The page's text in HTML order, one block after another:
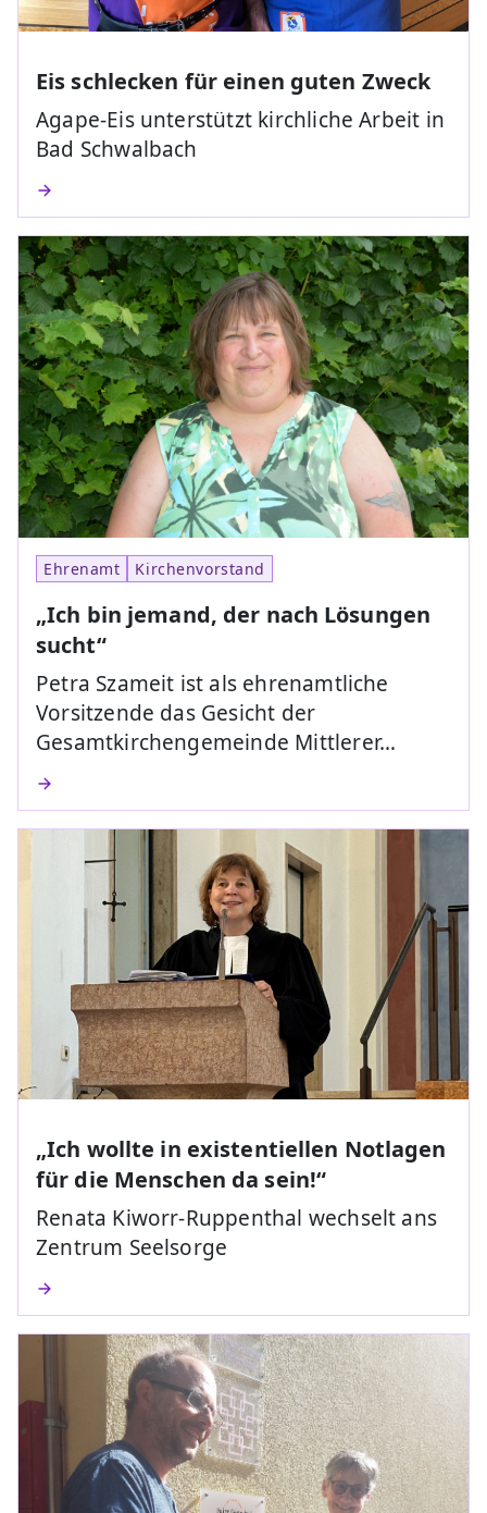
Eis schlecken für einen guten Zweck
Agape-Eis unterstützt kirchliche Arbeit in
Bad Schwalbach
Ehrenamt Kirchenvorstand
„Ich bin jemand, der nach Lösungen
sucht“
Petra Szameit ist als ehrenamtliche
Vorsitzende das Gesicht der
Gesamtkirchengemeinde Mittlerer…
„Ich wollte in existentiellen Notlagen
für die Menschen da sein!“
Renata Kiworr-Ruppenthal wechselt ans
Zentrum Seelsorge